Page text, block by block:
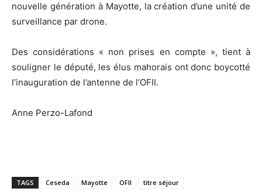
nouvelle génération à Mayotte, la création d’une unité de
surveillance par drone.
Des considérations « non prises en compte », tient à
souligner le député, les élus mahorais ont donc boycotté
l’inauguration de l’antenne de l’OFII.
Anne Perzo-Lafond
TAGS Ceseda Mayotte OFII titre séjour